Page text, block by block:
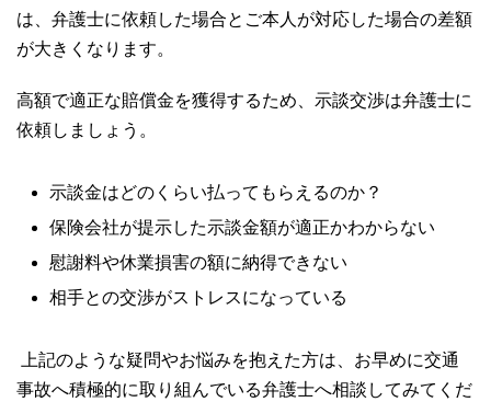
は、弁護士に依頼した場合とご本人が対応した場合の差額
が大きくなります。
高額で適正な賠償金を獲得するため、示談交渉は弁護士に
依頼しましょう。
示談金はどのくらい払ってもらえるのか？
保険会社が提示した示談金額が適正かわからない
慰謝料や休業損害の額に納得できない
相手との交渉がストレスになっている
上記のような疑問やお悩みを抱えた方は、お早めに交通
事故へ積極的に取り組んでいる弁護士へ相談してみてくだ